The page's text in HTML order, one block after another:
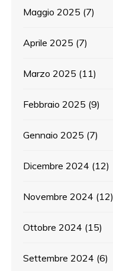
Maggio 2025 (7)
Aprile 2025 (7)
Marzo 2025 (11)
Febbraio 2025 (9)
Gennaio 2025 (7)
Dicembre 2024 (12)
Novembre 2024 (12)
Ottobre 2024 (15)
Settembre 2024 (6)